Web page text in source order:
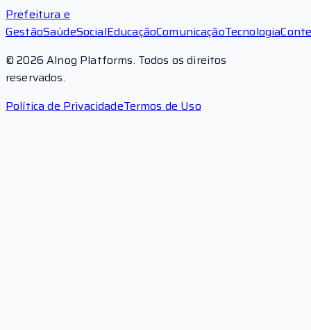
Prefeitura e
GestãoSaúdeSocialEducaçãoComunicaçãoTecnologia
©2026 Alnog Platforms. Todos os direitos
reservados.
Política de PrivacidadeTermos de Uso